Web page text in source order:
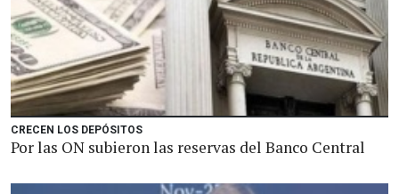
CRECEN LOS DEPÓSITOS
Por las ON subieron las reservas del Banco Central